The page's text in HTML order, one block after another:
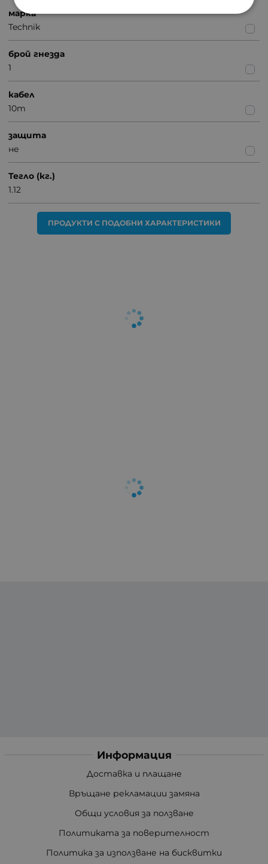
марка
Technik
брой гнезда
1
кабел
10m
защита
не
Тегло (кг.)
1.12
ПРОДУКТИ С ПОДОБНИ ХАРАКТЕРИСТИКИ
Информация
Доставка и плащане
Връщане рекламации замяна
Общи условия за ползване
Политиката за поверителност
Политика за използване на бисквитки